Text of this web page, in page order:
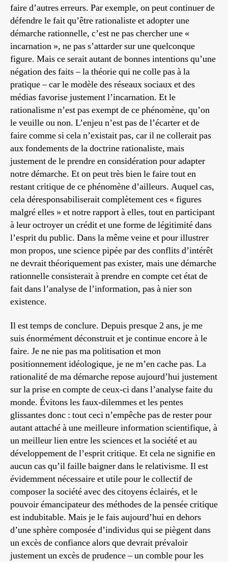
faire d’autres erreurs. Par exemple, on peut continuer de
défendre le fait qu’être rationaliste et adopter une
démarche rationnelle, c’est ne pas chercher une «
incarnation », ne pas s’attarder sur une quelconque
figure. Mais ce serait autant de bonnes intentions qu’une
négation des faits – la théorie qui ne colle pas à la
pratique – car le modèle des réseaux sociaux et des
médias favorise justement l’incarnation. Et le
rationalisme n’est pas exempt de ce phénomène, qu’on
le veuille ou non. L’enjeu n’est pas de l’écarter et de
faire comme si cela n’existait pas, car il ne collerait pas
aux fondements de la doctrine rationaliste, mais
justement de le prendre en considération pour adapter
notre démarche. Et on peut très bien le faire tout en
restant critique de ce phénomène d’ailleurs. Auquel cas,
cela déresponsabiliserait complètement ces « figures
malgré elles » et notre rapport à elles, tout en participant
à leur octroyer un crédit et une forme de légitimité dans
l’esprit du public. Dans la même veine et pour illustrer
mon propos, une science pipée par des conflits d’intérêt
ne devrait théoriquement pas exister, mais une démarche
rationnelle consisterait à prendre en compte cet état de
fait dans l’analyse de l’information, pas à nier son
existence.
Il est temps de conclure. Depuis presque 2 ans, je me
suis énormément déconstruit et je continue encore à le
faire. Je ne nie pas ma politisation et mon
positionnement idéologique, je ne m’en cache pas. La
rationalité de ma démarche repose aujourd’hui justement
sur la prise en compte de ceux-ci dans l’analyse faite du
monde. Évitons les faux-dilemmes et les pentes
glissantes donc : tout ceci n’empêche pas de rester pour
autant attaché à une meilleure information scientifique, à
un meilleur lien entre les sciences et la société et au
développement de l’esprit critique. Et cela ne signifie en
aucun cas qu’il faille baigner dans le relativisme. Il est
évidemment nécessaire et utile pour le collectif de
composer la société avec des citoyens éclairés, et le
pouvoir émancipateur des méthodes de la pensée critique
est indubitable. Mais je le fais aujourd’hui en dehors
d’une sphère composée d’individus qui se piègent dans
un excès de confiance alors que devrait prévaloir
justement un excès de prudence – un comble pour les